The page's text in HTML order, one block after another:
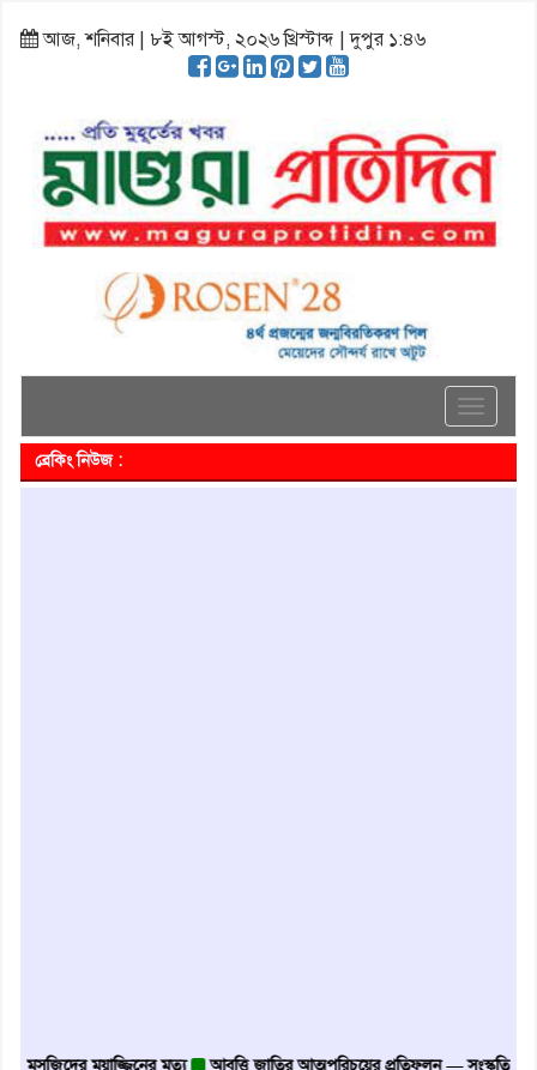
আজ, শনিবার | ৮ই আগস্ট, ২০২৬ খ্রিস্টাব্দ | দুপুর ১:৪৬
Toggle
ব্রেকিং নিউজ :
মুয়াজ্জিনের মৃত্যু আবৃত্তি জাতির আত্মপরিচয়ের প্রতিফলন — সংস্কৃতি মন্ত্রী